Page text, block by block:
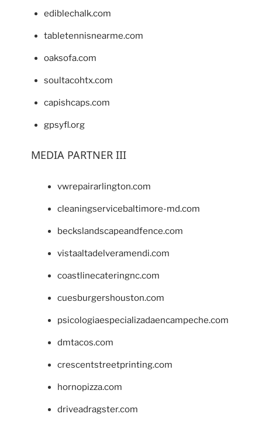
ediblechalk.com
tabletennisnearme.com
oaksofa.com
soultacohtx.com
capishcaps.com
gpsyfl.org
MEDIA PARTNER III
vwrepairarlington.com
cleaningservicebaltimore-md.com
beckslandscapeandfence.com
vistaaltadelveramendi.com
coastlinecateringnc.com
cuesburgershouston.com
psicologiaespecializadaencampeche.com
dmtacos.com
crescentstreetprinting.com
hornopizza.com
driveadragster.com